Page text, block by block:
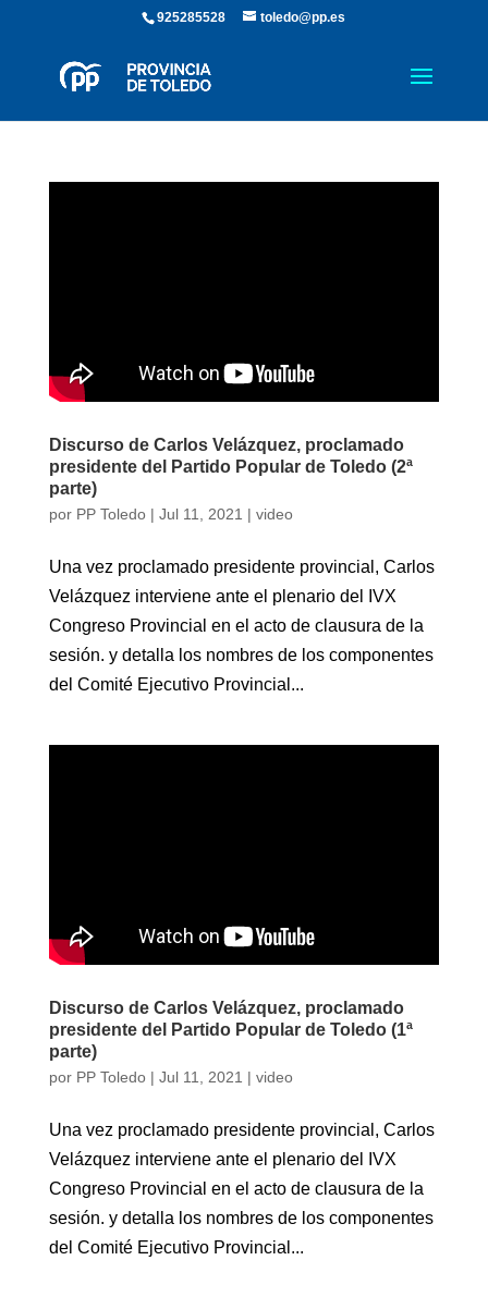
925285528 toledo@pp.es
Discurso de Carlos Velázquez, proclamado
presidente del Partido Popular de Toledo (2ª
parte)
por PP Toledo| Jul 11, 2021 | video
Una vez proclamado presidente provincial, Carlos
Velázquez interviene ante el plenario del IVX
Congreso Provincial en el acto de clausura de la
sesión. y detalla los nombres de los componentes
del Comité Ejecutivo Provincial...
Discurso de Carlos Velázquez, proclamado
presidente del Partido Popular de Toledo (1ª
parte)
por PP Toledo| Jul 11, 2021 | video
Una vez proclamado presidente provincial, Carlos
Velázquez interviene ante el plenario del IVX
Congreso Provincial en el acto de clausura de la
sesión. y detalla los nombres de los componentes
del Comité Ejecutivo Provincial...